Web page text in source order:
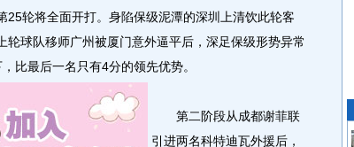
轮将全面开打。身陷保级泥潭的深圳上清饮此轮客
轮球队移师广州被厦门意外逼平后，深足保级形势异常
比最后一名只有4分的领先优势。
第二阶段从成都谢菲联
引进两名科特迪瓦外援后，